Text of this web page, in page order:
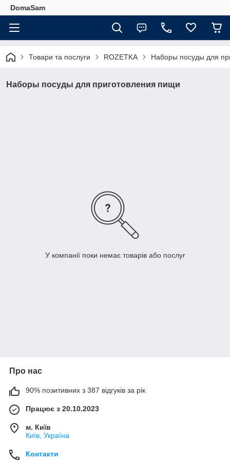
DomaSam
Товари та послуги ROZETKA Наборы посуды для
Наборы посуды для приготовления пищи
У компанії поки немає товарів або послуг
Про нас
90% позитивних з 387 відгуків за рік
Працює з 20.10.2023
м. Київ
Київ, Україна
Контакти